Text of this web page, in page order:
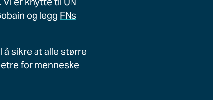
og leggFNs
sikre at alle større
for menneske